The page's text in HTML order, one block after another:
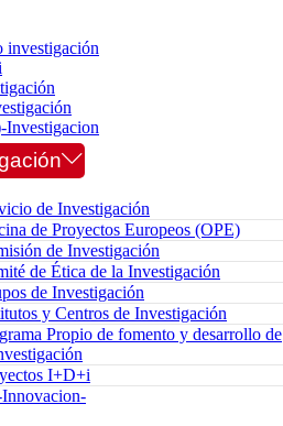
investigación
de Investigación
de Proyectos Europeos (OPE)
de Investigación
de Ética de la Investigación
de Investigación
y Centros de Investigación
Propio de fomento y desarrollo de
I+D+i